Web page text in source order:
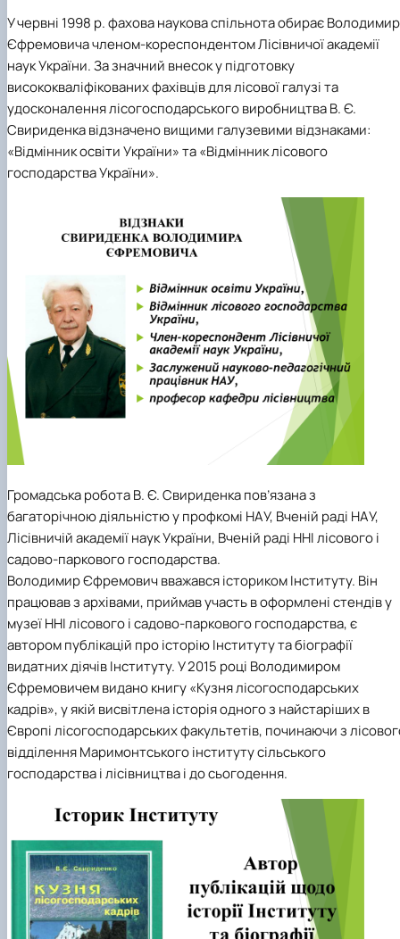
У червні 1998 р. фахова наукова спільнота обирає
Єфремовича членом-кореспондентом Лісівничої академії
наук України. За значний внесок у підготовку
висококваліфікованих фахівців для лісової галузі та
удосконалення лісогосподарського виробництва В. Є.
Свириденка відзначено вищими галузевими відзнаками:
«Відмінник освіти України» та «Відмінник лісового
господарства України».
Громадська робота В. Є. Свириденка пов’язана з
багаторічною діяльністю у профкомі НАУ, Вченій раді НАУ,
Лісівничій академії наук України, Вченій раді ННІ лісового і
садово-паркового господарства.
Володимир Єфремович вважався істориком Інституту. Він
працював з архівами, приймав участь в оформлені стендів у
музеї ННІ лісового і садово-паркового господарства, є
автором публікацій про історію Інституту та біографії
видатних діячів Інституту. У 2015 році Володимиром
Єфремовичем видано книгу «Кузня лісогосподарських
кадрів», у якій висвітлена історія одного з найстаріших в
Європі лісогосподарських факультетів, починаючи з
відділення Маримонтського інституту сільського
господарства і лісівництва і до сьогодення.